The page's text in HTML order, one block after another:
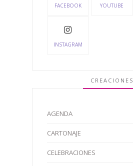
FACEBOOK YOUTUBE
INSTAGRAM
CREACIONES
AGENDA
CARTONAJE
CELEBRACIONES